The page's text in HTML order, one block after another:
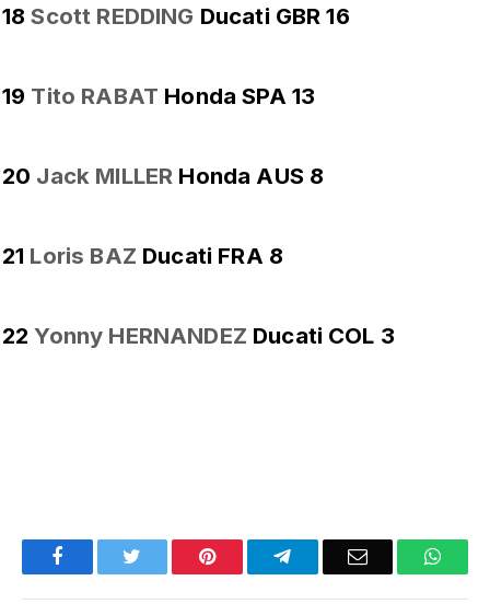
18Scott REDDING Ducati GBR 16
19 Tito RABAT Honda SPA 13
20 Jack MILLER Honda AUS 8
21 Loris BAZ Ducati FRA 8
22Yonny HERNANDEZ Ducati COL 3
Facebook Pinterest TelegramEmail